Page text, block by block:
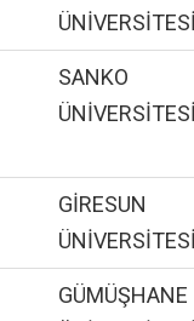
SANKO
GİRESUN
GÜMÜŞHANE